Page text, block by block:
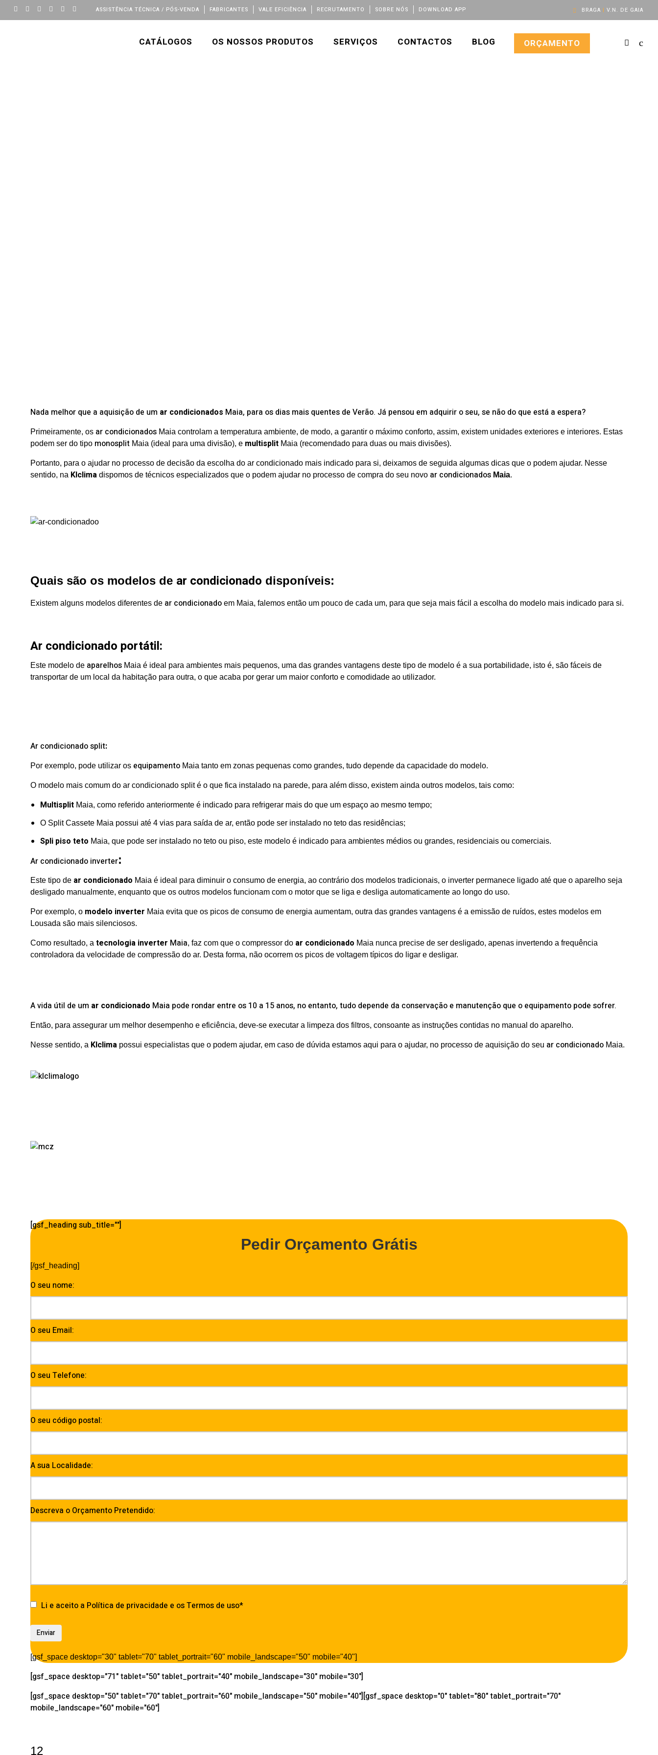
BRAGA | V.N. DE GAIA
ASSISTÊNCIA TÉCNICA / PÓS-VENDA FABRICANTES VALE EFICIÊNCIA RECRUTAMENTO SOBRE NÓS DOWNLOAD APP
CATÁLOGOS OS NOSSOS PRODUTOS SERVIÇOS CONTACTOS BLOG ORÇAMENTO
Nada melhor que a aquisição de um ar condicionados Maia, para os dias mais quentes de Verão. Já pensou em adquirir o seu, se não do que está a espera?
Primeiramente, os ar condicionados Maia controlam a temperatura ambiente, de modo, a garantir o máximo conforto, assim, existem unidades exteriores e interiores. Estas
podem ser do tipo monosplit Maia (ideal para uma divisão), e multisplit Maia (recomendado para duas ou mais divisões).
Portanto, para o ajudar no processo de decisão da escolha do ar condicionado mais indicado para si, deixamos de seguida algumas dicas que o podem ajudar. Nesse
sentido, na Klclima dispomos de técnicos especializados que o podem ajudar no processo de compra do seu novo ar condicionados Maia.
Quais são os modelos de ar condicionado disponíveis:
Existem alguns modelos diferentes de ar condicionado em Maia, falemos então um pouco de cada um, para que seja mais fácil a escolha do modelo mais indicado para si.
Ar condicionado portátil:
Este modelo de aparelhos Maia é ideal para ambientes mais pequenos, uma das grandes vantagens deste tipo de modelo é a sua portabilidade, isto é, são fáceis de
transportar de um local da habitação para outra, o que acaba por gerar um maior conforto e comodidade ao utilizador.
Ar condicionado split:
Por exemplo, pode utilizar os equipamento Maia tanto em zonas pequenas como grandes, tudo depende da capacidade do modelo.
O modelo mais comum do ar condicionado split é o que fica instalado na parede, para além disso, existem ainda outros modelos, tais como:
Multisplit Maia, como referido anteriormente é indicado para refrigerar mais do que um espaço ao mesmo tempo;
O Split Cassete Maia possui até 4 vias para saída de ar, então pode ser instalado no teto das residências;
Spli piso teto Maia, que pode ser instalado no teto ou piso, este modelo é indicado para ambientes médios ou grandes, residenciais ou comerciais.
Ar condicionado inverter:
Este tipo de ar condicionado Maia é ideal para diminuir o consumo de energia, ao contrário dos modelos tradicionais, o inverter permanece ligado até que o aparelho seja
desligado manualmente, enquanto que os outros modelos funcionam com o motor que se liga e desliga automaticamente ao longo do uso.
Por exemplo, o modelo inverter Maia evita que os picos de consumo de energia aumentam, outra das grandes vantagens é a emissão de ruídos, estes modelos em
Lousada são mais silenciosos.
Como resultado, a tecnologia inverter Maia, faz com que o compressor do ar condicionado Maia nunca precise de ser desligado, apenas invertendo a frequência
controladora da velocidade de compressão do ar. Desta forma, não ocorrem os picos de voltagem típicos do ligar e desligar.
A vida útil de um ar condicionado Maia pode rondar entre os 10 a 15 anos, no entanto, tudo depende da conservação e manutenção que o equipamento pode sofrer.
Então, para assegurar um melhor desempenho e eficiência, deve-se executar a limpeza dos filtros, consoante as instruções contidas no manual do aparelho.
Nesse sentido, a Klclima possui especialistas que o podem ajudar, em caso de dúvida estamos aqui para o ajudar, no processo de aquisição do seu ar condicionado Maia.
[gsf_heading sub_title=""]
Pedir Orçamento Grátis
[/gsf_heading]
O seu nome:
O seu Email:
O seu Telefone:
O seu código postal:
A sua Localidade:
Descreva o Orçamento Pretendido:
Li e aceito a Política de privacidade e os Termos de uso*
[gsf_space desktop="30" tablet="70" tablet_portrait="60" mobile_landscape="50" mobile="40"]
[gsf_space desktop="71" tablet="50" tablet_portrait="40" mobile_landscape="30" mobile="30"]
[gsf_space desktop="50" tablet="70" tablet_portrait="60" mobile_landscape="50" mobile="40"][gsf_space desktop="0" tablet="80" tablet_portrait="70"
mobile_landscape="60" mobile="60"]
12